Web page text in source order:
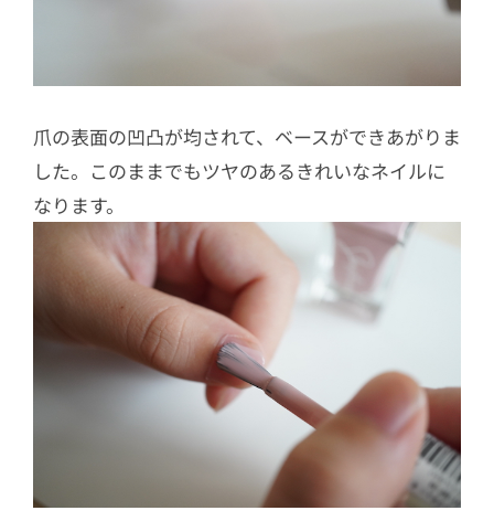
爪の表面の凹凸が均されて、ベースができあがりま
した。このままでもツヤのあるきれいなネイルに
なります。